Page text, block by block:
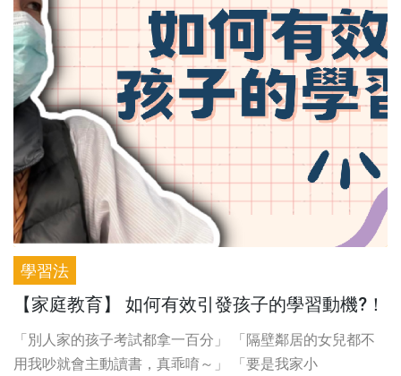
學習法
【家庭教育】 如何有效引發孩子的學習動機?！
「別人家的孩子考試都拿一百分」 「隔壁鄰居的女兒都不
用我吵就會主動讀書，真乖唷～」 「要是我家小